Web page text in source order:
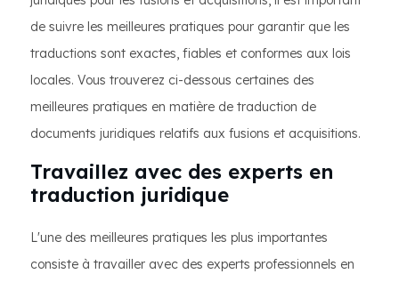
de suivre les meilleures pratiques pour garantir que les
traductions sont exactes, fiables et conformes aux lois
locales. Vous trouverez ci-dessous certaines des
meilleures pratiques en matière de traduction de
documents juridiques relatifs aux fusions et acquisitions.
Travaillez avec des experts en
traduction juridique
L'une des meilleures pratiques les plus importantes
consiste à travailler avec des experts professionnels en